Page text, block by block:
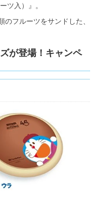
ツ入）』。
フルーツをサンドした、
が登場！キャンペ